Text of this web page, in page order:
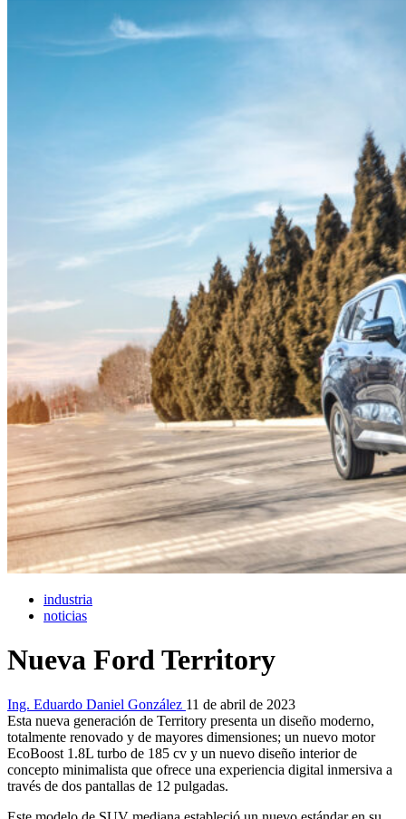
industria
noticias
Nueva Ford Territory
Ing. Eduardo Daniel González 11 de abril de 2023
Esta nueva generación de Territory presenta un diseño moderno,
totalmente renovado y de mayores dimensiones; un nuevo motor
EcoBoost 1.8L turbo de 185 cv y un nuevo diseño interior de
concepto minimalista que ofrece una experiencia digital inmersiva a
través de dos pantallas de 12 pulgadas.